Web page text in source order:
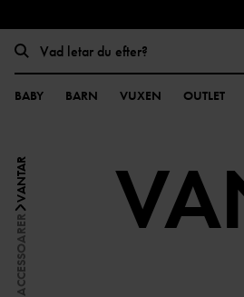
BABY BARN VUXEN OUTLET
ACCESSOARER
VANTAR